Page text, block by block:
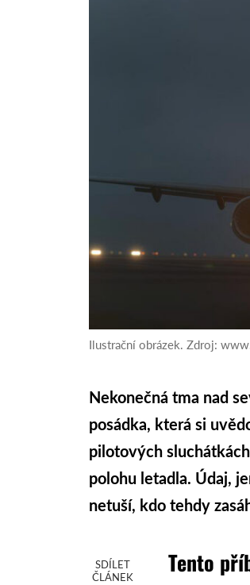
Ilustrační obrázek. Zdroj:
Nekonečná tma nad
posádka, která si
pilotových
polohu letadla. Údaj,
netuší, kdo tehdy
SDÍLET
ČLÁNEK
Tento